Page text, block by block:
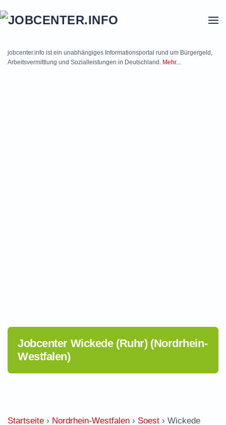
jobcenter.info ist ein unabhängiges Informationsportal rund um Bürgergeld,
Arbeitsvermittlung und Sozialleistungen in Deutschland. Mehr...
Jobcenter Wickede (Ruhr) (Nordrhein-
Westfalen)
Startseite › Nordrhein-Westfalen › Soest › Wickede